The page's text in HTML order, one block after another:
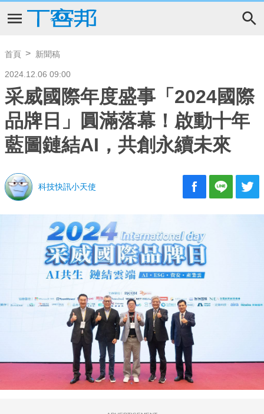
首頁 新聞稿
2024.12.06 09:00
采威國際年度盛事「2024國際
品牌日」圓滿落幕！啟動十年
藍圖鏈結AI，共創永續未來
科技快訊小天使